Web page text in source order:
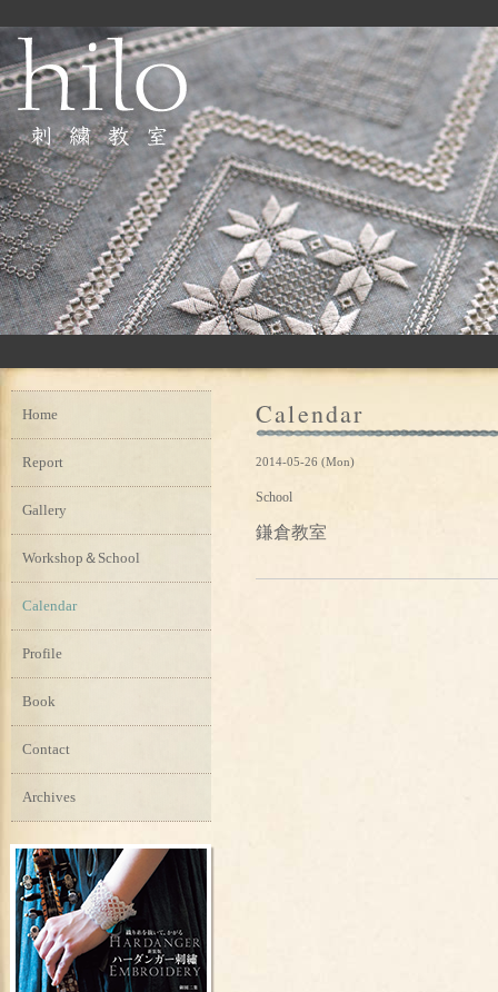
Calendar
2014-05-26 (Mon)
School
鎌倉教室
Home
Report
Gallery
Workshop＆School
Calendar
Profile
Book
Contact
Archives